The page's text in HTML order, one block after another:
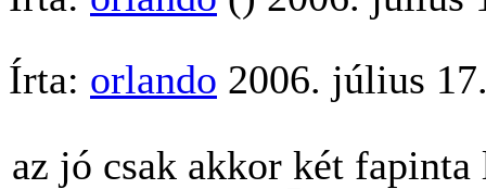
Írta: orlando 2006. július
az jó csak akkor két